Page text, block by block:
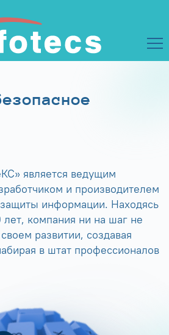
является ведущим
и производителем
защиты информации. Находясь
компания ни на шаг не
развитии, создавая
в штат профессионалов